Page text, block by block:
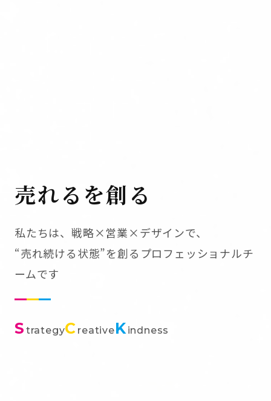
売れるを創る
私たちは、戦略×営業×デザインで、
“売れ続ける状態”を創るプロフェッショナルチ
ームです
S trategyC reativeKindness